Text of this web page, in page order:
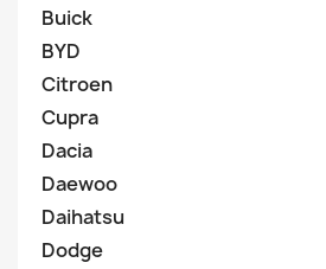
Buick
BYD
Citroen
Cupra
Dacia
Daewoo
Daihatsu
Dodge